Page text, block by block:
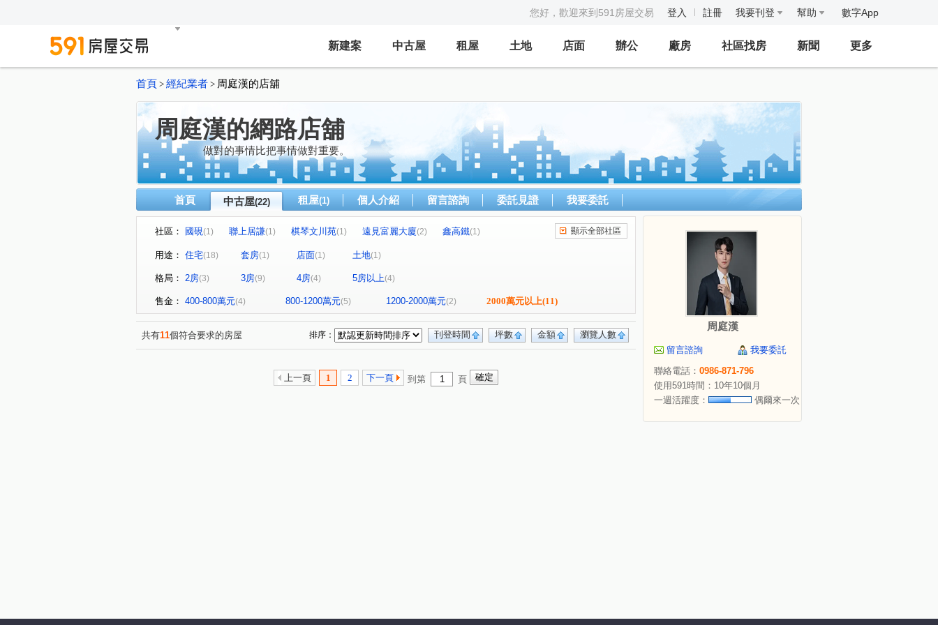
您好，歡迎來到591房屋交易 登入 註冊 我要刊登 幫助 數字App
新建案 中古屋 租屋 土地 店面 辦公 廠房 社區找房 新聞 更多
首頁 > 經紀業者 > 周庭漢的店舖
周庭漢的網路店舖
做對的事情比把事情做對重要。
首頁 中古屋(22) 租屋(1) 個人介紹 留言諮詢 委託見證 我要委託
社區： 國硯(1) 聯上居謙(1) 棋琴文川苑(1) 遠見富麗大廈(2) 鑫高鐵(1)
岡山市金座 (1) (1)
文川路 重義路 灣裡路(1) 重平路(1)
佛公路(1) 建國一路 中山路(1) 永昌一街 (1) 美術南一街 和平二路(1)
林森四路(1) 北昌二街(1) 南天街(1) 仕豐南路(1) 大學三十八街(1)
顯示全部社區
用途： 住宅(18) 套房(1) 店面(1) 土地(1)
格局： 2房(3) 3房(9) 4房(4) 5房以上(4)
售金： 400-800萬元(4) 800-1200萬元(5) 1200-2000萬元(2) 2000萬元以上(11)
共有11個符合要求的房屋 瀏覽人數
金額
坪數
刊登時間
排序：
上一頁 1 2 下一頁 到第 頁
周庭漢
留言諮詢
我要委託
聯絡電話： 0986-871-796
使用591時間：10年10個月
一週活躍度：
偶爾來一次